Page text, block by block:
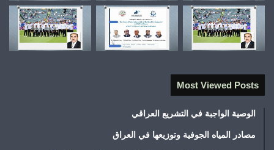
Most Viewed Posts
الوصية الواجبة في التشريع العراقي
مصادر المياه الجوفية وتوزيعها في العراق